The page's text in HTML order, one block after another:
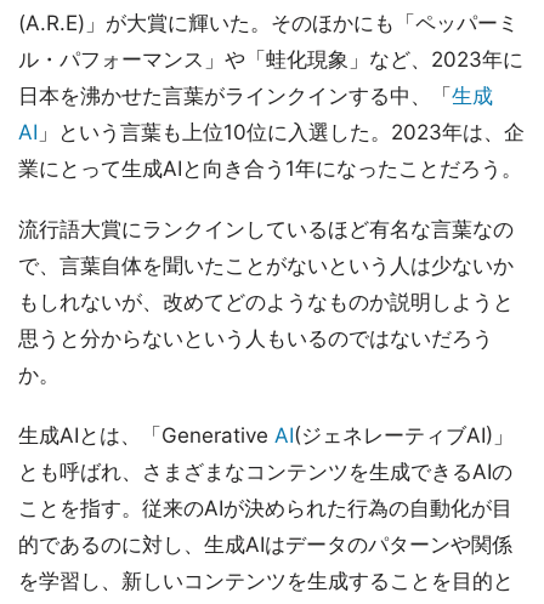
(A.R.E)」が大賞に輝いた。そのほかにも「ペッパーミ
ル・パフォーマンス」や「蛙化現象」など、2023年に
日本を沸かせた言葉がラインクインする中、「 生成
AI 」という言葉も上位10位に入選した。2023年は、企
業にとって生成AIと向き合う1年になったことだろう。
流行語大賞にランクインしているほど有名な言葉なの
で、言葉自体を聞いたことがないという人は少ないか
もしれないが、改めてどのようなものか説明しようと
思うと分からないという人もいるのではないだろう
か。
生成AIとは、「Generative AI(ジェネレーティブAI)」
とも呼ばれ、さまざまなコンテンツを生成できるAIの
ことを指す。従来のAIが決められた行為の自動化が目
的であるのに対し、生成AIはデータのパターンや関係
を学習し、新しいコンテンツを生成することを目的と